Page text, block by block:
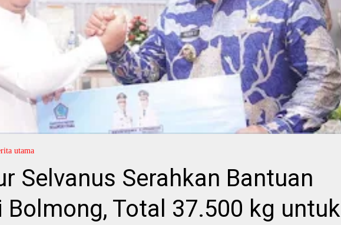
utama
Selvanus Serahkan Bantuan
Bolmong, Total 37.500 kg untuk